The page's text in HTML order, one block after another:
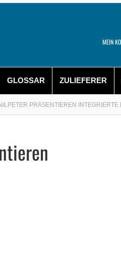
MEIN
GLOSSAR ZULIEFERER
PRÄSENTIEREN INTEGRIERTE